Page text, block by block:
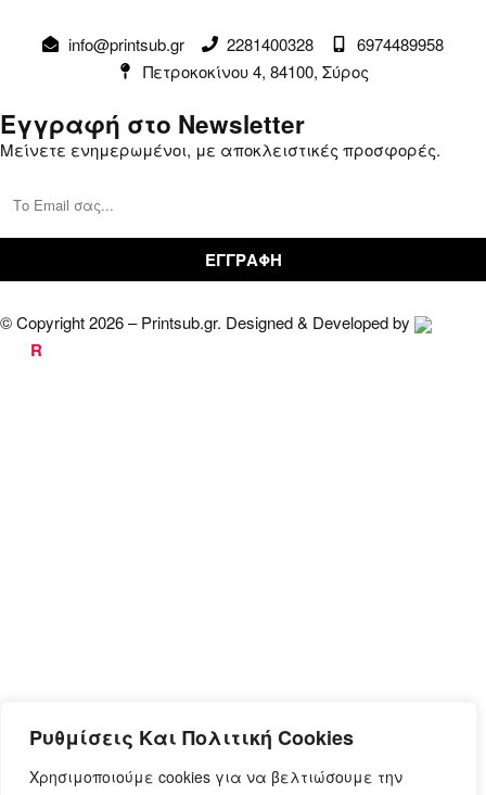
Ρυθμίσεις Και Πολιτική Cookies
Χρησιμοποιούμε cookies για να βελτιώσουμε την
Συναλλαγές
Παραγγελίεςinfo@printsub.gr 2281400328
6974489958
Πετροκοκίνου 4, 84100, Σύρος
Εγγραφή στο Newsletter
Μείνετε ενημερωμένοι, με αποκλειστικές προσφορές.
© Copyright 2026 – Printsub.gr. Designed & Developed by
R